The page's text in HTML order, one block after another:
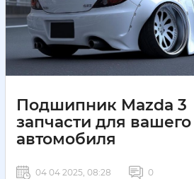
Подшипник Mazda 3
запчасти для вашего
автомобиля
04 04 2025, 08:28 0